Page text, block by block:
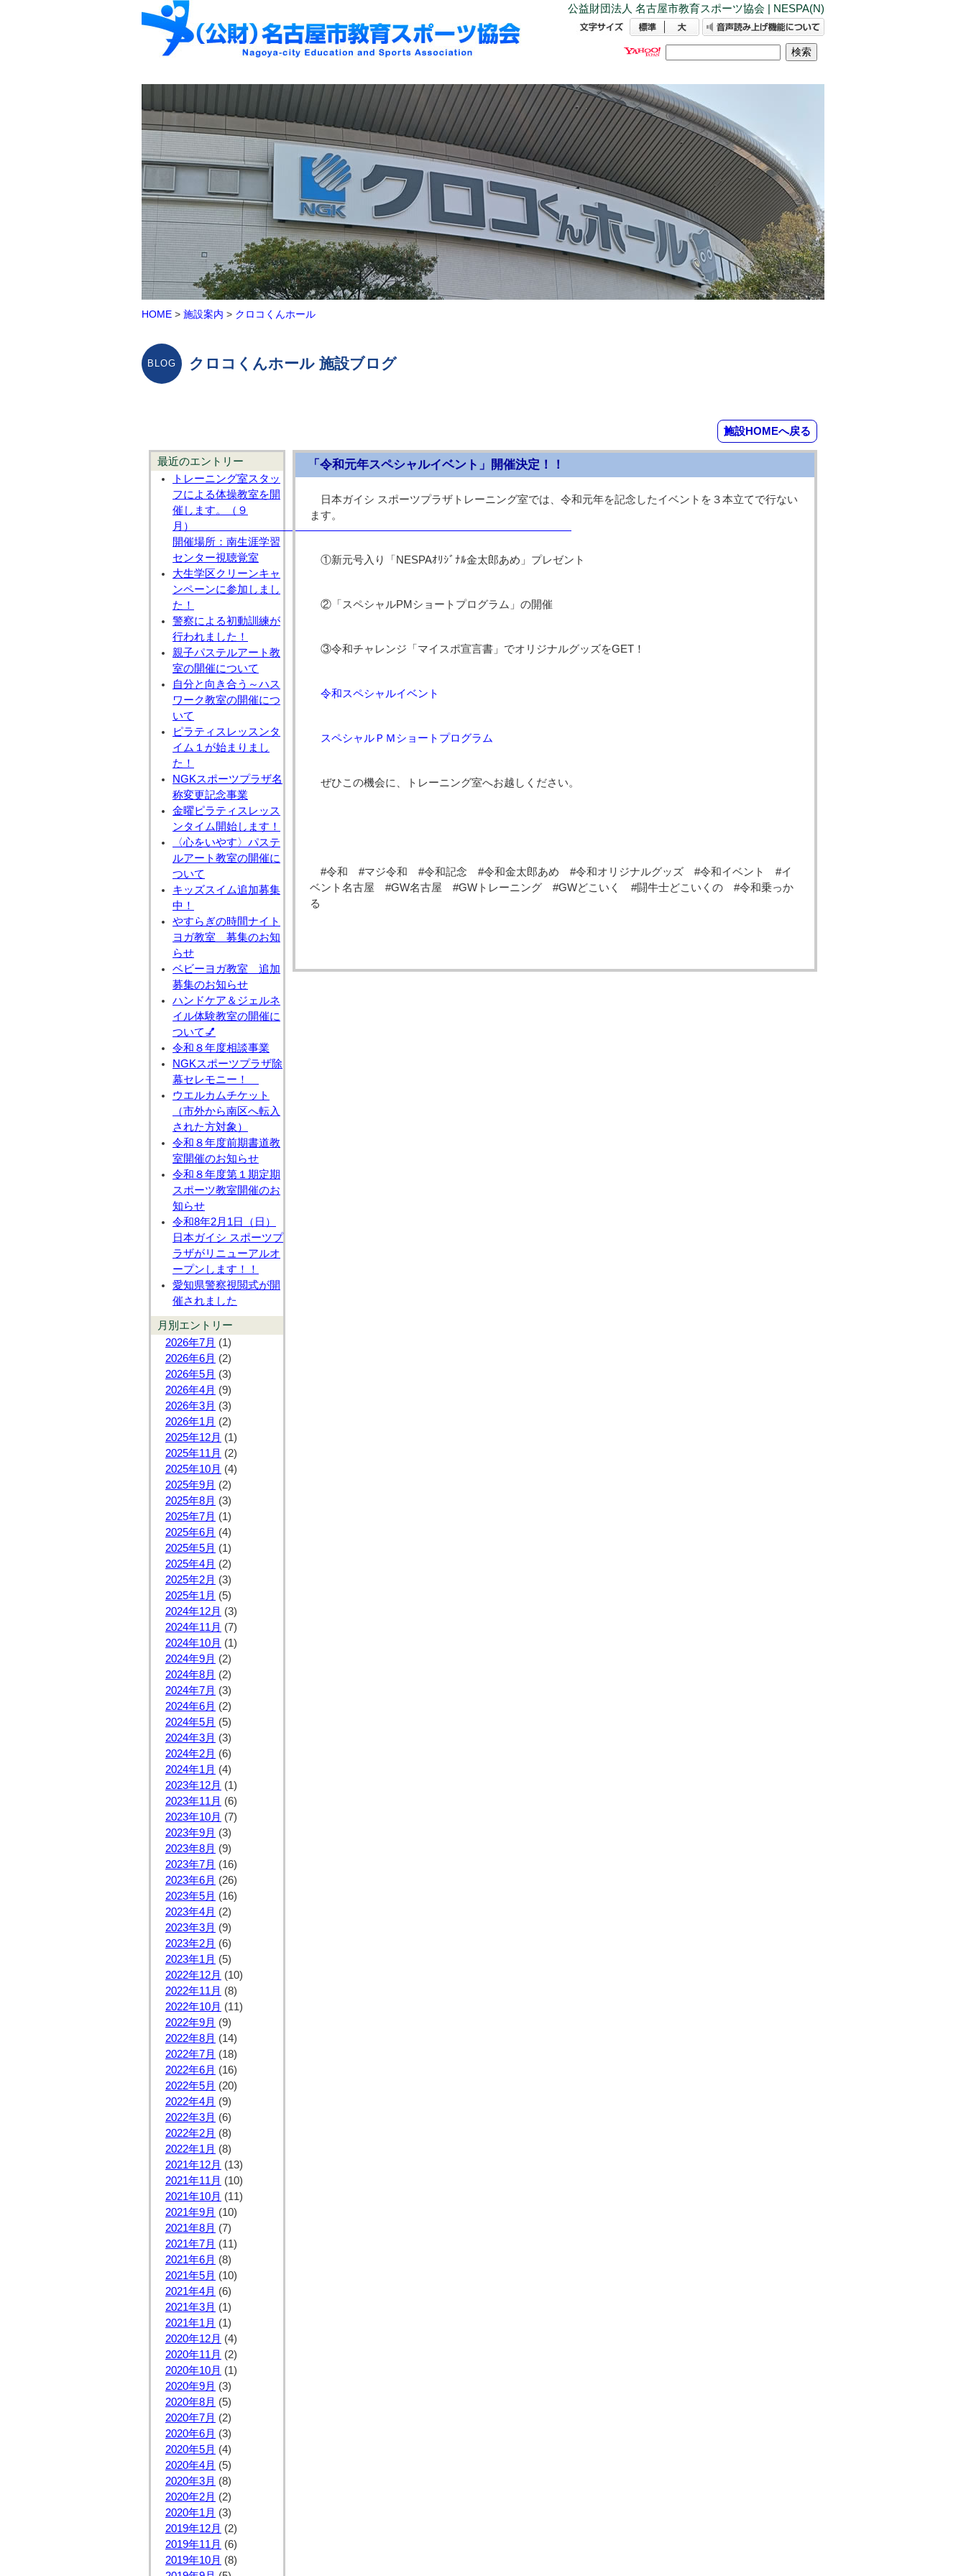
公益財団法人 名古屋市教育スポーツ協会 | NESPA(N)
HOME > 施設案内 > クロコくんホール
クロコくんホール 施設ブログ
施設HOMEへ戻る
最近のエントリー
トレーニング室スタッ
フによる体操教室を開
催します。（９
月）
開催場所：南生涯学習
センター視聴覚室
大生学区クリーンキャ
ンペーンに参加しまし
た！
警察による初動訓練が
行われました！
親子パステルアート教
室の開催について
自分と向き合う～ハス
ワーク教室の開催につ
いて
ピラティスレッスンタ
イム１が始まりまし
た！
NGKスポーツプラザ名
称変更記念事業
金曜ピラティスレッス
ンタイム開始します！
〈心をいやす〉パステ
ルアート教室の開催に
ついて
キッズスイム追加募集
中！
やすらぎの時間ナイト
ヨガ教室 募集のお知
らせ
ベビーヨガ教室 追加
募集のお知らせ
ハンドケア＆ジェルネ
イル体験教室の開催に
ついて💅
令和８年度相談事業
NGKスポーツプラザ除
幕セレモニー！
ウエルカムチケット
（市外から南区へ転入
された方対象）
令和８年度前期書道教
室開催のお知らせ
令和８年度第１期定期
スポーツ教室開催のお
知らせ
令和8年2月1日（日）
日本ガイシ スポーツプ
ラザがリニューアルオ
ープンします！！
愛知県警察視閲式が開
催されました
月別エントリー
2026年7月 (1)
2026年6月 (2)
2026年5月 (3)
2026年4月 (9)
2026年3月 (3)
2026年1月 (2)
2025年12月 (1)
2025年11月 (2)
2025年10月 (4)
2025年9月 (2)
2025年8月 (3)
2025年7月 (1)
2025年6月 (4)
2025年5月 (1)
2025年4月 (2)
2025年2月 (3)
2025年1月 (5)
2024年12月 (3)
2024年11月 (7)
2024年10月 (1)
2024年9月 (2)
2024年8月 (2)
2024年7月 (3)
2024年6月 (2)
2024年5月 (5)
2024年3月 (3)
2024年2月 (6)
2024年1月 (4)
2023年12月 (1)
2023年11月 (6)
2023年10月 (7)
2023年9月 (3)
2023年8月 (9)
2023年7月 (16)
2023年6月 (26)
2023年5月 (16)
2023年4月 (2)
2023年3月 (9)
2023年2月 (6)
2023年1月 (5)
2022年12月 (10)
2022年11月 (8)
2022年10月 (11)
2022年9月 (9)
2022年8月 (14)
2022年7月 (18)
2022年6月 (16)
2022年5月 (20)
2022年4月 (9)
2022年3月 (6)
2022年2月 (8)
2022年1月 (8)
2021年12月 (13)
2021年11月 (10)
2021年10月 (11)
2021年9月 (10)
2021年8月 (7)
2021年7月 (11)
2021年6月 (8)
2021年5月 (10)
2021年4月 (6)
2021年3月 (1)
2021年1月 (1)
2020年12月 (4)
2020年11月 (2)
2020年10月 (1)
2020年9月 (3)
2020年8月 (5)
2020年7月 (2)
2020年6月 (3)
2020年5月 (4)
2020年4月 (5)
2020年3月 (8)
2020年2月 (2)
2020年1月 (3)
2019年12月 (2)
2019年11月 (6)
2019年10月 (8)
「令和元年スペシャルイベント」開催決定！！
日本ガイシ スポーツプラザトレーニング室では、令和元年を記念したイベントを３本立てで行ない
ます。
①新元号入り「NESPAｵﾘｼﾞﾅﾙ金太郎あめ」プレゼント
②「スペシャルPMショートプログラム」の開催
③令和チャレンジ「マイスポ宣言書」でオリジナルグッズをGET！
令和スペシャルイベント
スペシャルＰＭショートプログラム
ぜひこの機会に、トレーニング室へお越しください。
#令和 #マジ令和 #令和記念 #令和金太郎あめ #令和オリジナルグッズ #令和イベント #イ
ベント名古屋 #GW名古屋 #GWトレーニング #GWどこいく #闘牛士どこいくの #令和乗っか
る